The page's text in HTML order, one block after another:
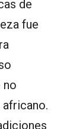
de
fue
no